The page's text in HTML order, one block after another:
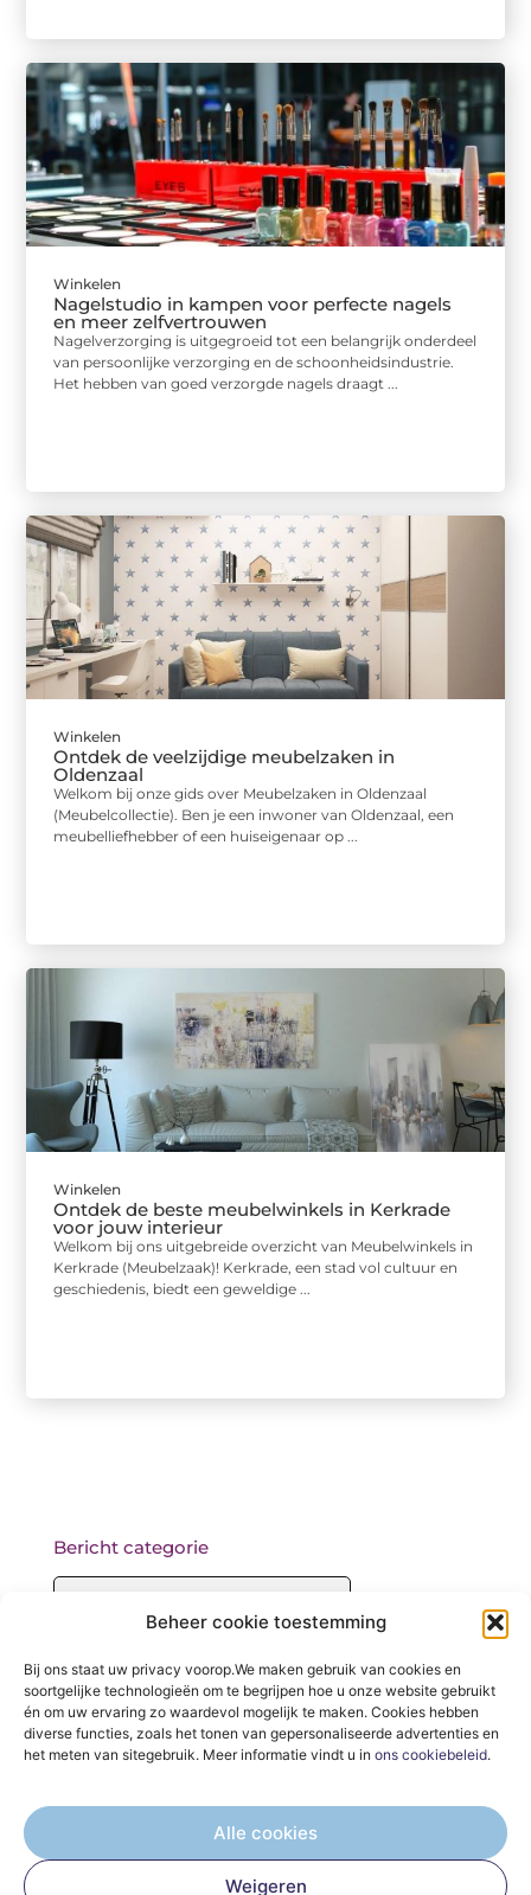
Beheer cookie toestemming
Bij ons staat uw privacy voorop.We maken gebruik van cookies en
soortgelijke technologieën om te begrijpen hoe u onze website gebruikt
én om uw ervaring zo waardevol mogelijk te maken. Cookies hebben
diverse functies, zoals het tonen van gepersonaliseerde advertenties en
het meten van sitegebruik. Meer informatie vindt u in ons cookiebeleid.
Alle cookies
Weigeren
Winkelen
Nagelstudio in kampen voor perfecte nagels
en meer zelfvertrouwen
Nagelverzorging is uitgegroeid tot een belangrijk onderdeel
van persoonlijke verzorging en de schoonheidsindustrie.
Het hebben van goed verzorgde nagels draagt ...
Winkelen
Ontdek de veelzijdige meubelzaken in
Oldenzaal
Welkom bij onze gids over Meubelzaken in Oldenzaal
(Meubelcollectie). Ben je een inwoner van Oldenzaal, een
meubelliefhebber of een huiseigenaar op ...
Winkelen
Ontdek de beste meubelwinkels in Kerkrade
voor jouw interieur
Welkom bij ons uitgebreide overzicht van Meubelwinkels in
Kerkrade (Meubelzaak)! Kerkrade, een stad vol cultuur en
geschiedenis, biedt een geweldige ...
De Verzamelplaats voor Blogs en Inzichten
Onze informatie
Bericht categorie